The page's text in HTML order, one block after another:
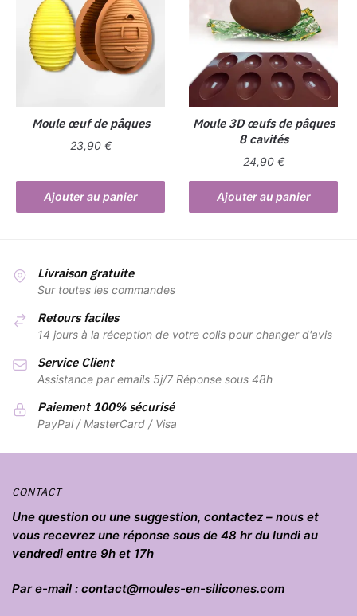
Moule œuf de pâques
23,90 €
Ajouter au panier
Moule 3D œufs de pâques
8 cavités
24,90 €
Ajouter au panier
Livraison gratuite
Sur toutes les commandes
Retours faciles
14 jours à la réception de votre colis pour changer d'avis
Service Client
Assistance par emails 5j/7 Réponse sous 48h
Paiement 100% sécurisé
PayPal / MasterCard / Visa
CONTACT
Une question ou une suggestion, contactez – nous et
vous recevrez une réponse sous de 48 hr du lundi au
vendredi entre 9h et 17h
Par e-mail : contact@moules-en-silicones.com